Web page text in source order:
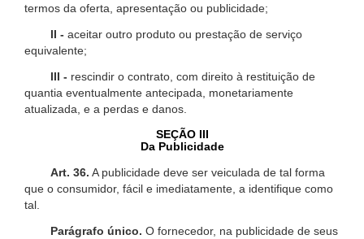
termos da oferta, apresentação ou publicidade;
II - aceitar outro produto ou prestação de serviço
equivalente;
III - rescindir o contrato, com direito à restituição de
quantia eventualmente antecipada, monetariamente
atualizada, e a perdas e danos.
SEÇÃO III
Da Publicidade
Art. 36. A publicidade deve ser veiculada de tal forma
que o consumidor, fácil e imediatamente, a identifique como
tal.
Parágrafo único. O fornecedor, na publicidade de seus